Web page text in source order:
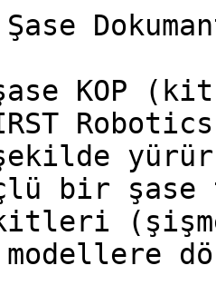
şase KOP
yürür
bir şase